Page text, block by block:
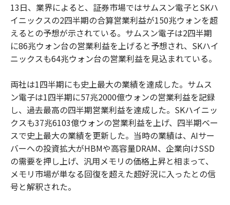
13日、業界によると、証券市場ではサムスン電子とSKハ
イニックスの2四半期の合算営業利益が150兆ウォンを超
えるとの予想が示されている。サムスン電子は2四半期
に86兆ウォン台の営業利益を上げると予想され、SKハイ
ニックスも64兆ウォン台の営業利益を見込まれている。
両社は1四半期にも史上最大の業績を達成した。サムス
ン電子は1四半期に57兆2000億ウォンの営業利益を記録
し、過去最高の四半期営業利益を達成した。SKハイニッ
クスも37兆6103億ウォンの営業利益を上げ、四半期ベー
スで史上最大の業績を更新した。当時の業績は、AIサー
バーへの投資拡大がHBMや高容量DRAM、企業向けSSD
の需要を押し上げ、汎用メモリの価格上昇と相まって、
メモリ市場が単なる回復を超えた超好況に入ったとの信
号と解釈された。